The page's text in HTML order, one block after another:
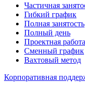
Частичная
Гибкий график
Полная занятость
Полный день
Проектная работа
Сменный график
Вахтовый метод
Корпоративная